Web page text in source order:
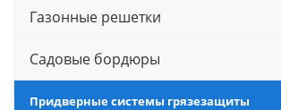
Газонные решетки
Садовые бордюры
Придверные системы грязезащиты